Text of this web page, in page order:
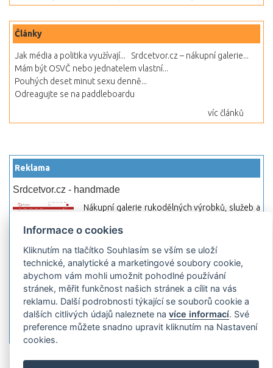
Články
Jak média a politika využívají...
Srdcetvor.cz – nákupní galerie...
Mám být OSVČ nebo jednatelem vlastní...
Pouhých deset minut sexu denně...
Odreagujte se na paddleboardu
víc článků
Reklama
Srdcetvor.cz - handmade
Nákupní galerie rukodělných výrobků, služeb a
začít prodávat nebo jen nakupovat.
Hledej-hosting.cz - webhosting, VPS
hosting
Přehled webhostingových, multihosting a VPS
hosting programů s možností jejich
pokročilého vyhledávání a porovnávání.
Najděte si jednoduše vhodný hosting.
Informace o cookies
Kliknutím na tlačítko Souhlasím se vším se uloží
technické, analytické a marketingové soubory cookie,
abychom vám mohli umožnit pohodlné používání
stránek, měřit funkčnost našich stránek a cílit na vás
reklamu. Další podrobnosti týkající se souborů cookie a
dalších citlivých údajů naleznete navíce informací. Své
preference můžete snadno upravit kliknutím na Nastavení
cookies.